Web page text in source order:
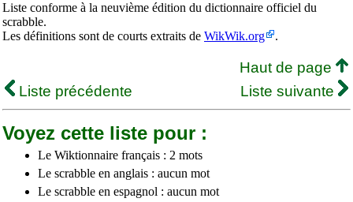
Liste conforme à la neuvième édition du dictionnaire officiel du
scrabble.
Les définitions sont de courts extraits de WikWik.org .
Haut de page
Liste précédente
Liste suivante
Voyez cette liste pour :
Le Wiktionnaire français : 2 mots
Le scrabble en anglais : aucun mot
Le scrabble en espagnol : aucun mot